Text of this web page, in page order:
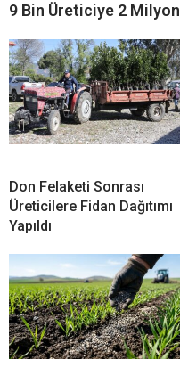
9 Bin Üreticiye 2 Milyon
Don Felaketi Sonrası
Üreticilere Fidan Dağıtımı
Yapıldı